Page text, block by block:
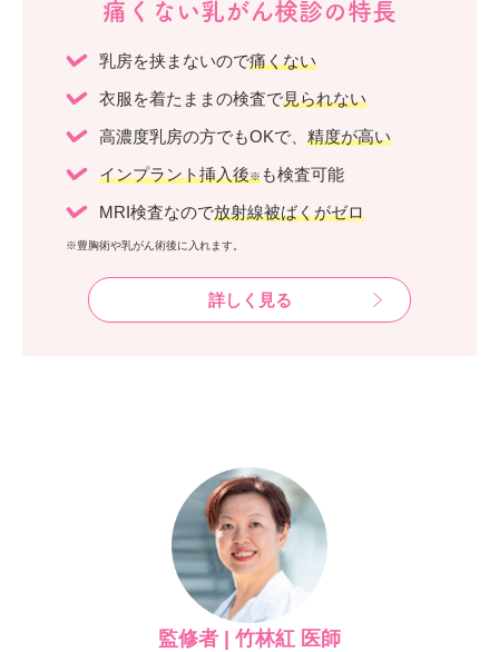
痛くない乳がん検診の特長
乳房を挟まないので痛くない
衣服を着たままの検査で見られない
高濃度乳房の方でもOKで、 精度が高い
インプラント挿入後※ も検査可能
MRI検査なので放射線被ばくがゼロ
※豊胸術や乳がん術後に入れます。
詳しく見る
監修者 | 竹林紅 医師